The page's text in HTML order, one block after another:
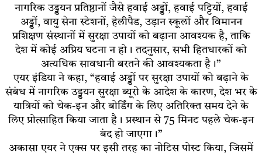
नागरिक उड्डयन प्रतिष्ठानों जैसे हवाई अड्डों, हवाई पट्टियों, हवाई
अड्डों, वायु सेना स्टेशनों, हेलीपैड, उड़ान स्कूलों और विमानन
प्रशिक्षण संस्थानों में सुरक्षा उपायों को बढ़ाना आवश्यक है, ताकि
देश में कोई अप्रिय घटना न हो। तदनुसार, सभी हितधारकों को
अत्यधिक सावधानी बरतने की आवश्यकता है।”
एयर इंडिया ने कहा, “हवाई अड्डों पर सुरक्षा उपायों को बढ़ाने के
संबंध में नागरिक उड्डयन सुरक्षा ब्यूरो के आदेश के कारण, देश भर के
यात्रियों को चेक-इन और बोर्डिंग के लिए अतिरिक्त समय देने के
लिए प्रोत्साहित किया जाता है। प्रस्थान से 75 मिनट पहले चेक-इन
बंद हो जाएगा।”
अकासा एयर ने एक्स पर इसी तरह का नोटिस पोस्ट किया, जिसमें